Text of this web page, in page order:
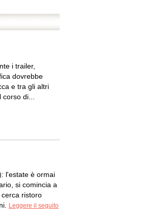
i trailer,
dovrebbe
e tra gli altri
di...
l'estate è ormai
si comincia a
ristoro
Leggere il seguito